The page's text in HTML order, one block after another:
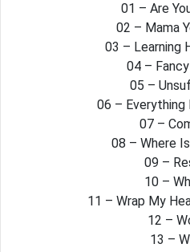
01 – Are
02 – Mama
03 – Learning
04 –
05 –
06 – Everything
07 –
08 – Where
09 –
10 –
11 – Wrap My
12 –
13 –